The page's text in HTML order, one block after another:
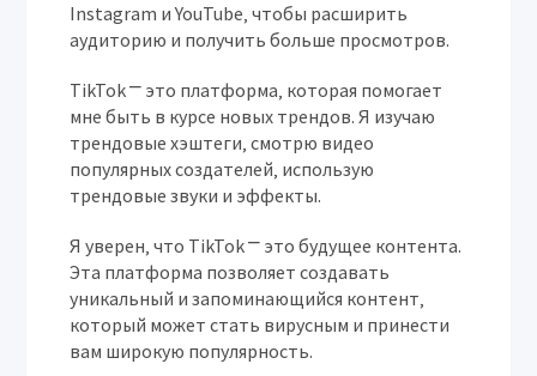
Instagram и YouTube‚ чтобы расширить
аудиторию и получить больше просмотров.
TikTok ⎻ это платформа‚ которая помогает
мне быть в курсе новых трендов. Я изучаю
трендовые хэштеги‚ смотрю видео
популярных создателей‚ использую
трендовые звуки и эффекты.
Я уверен‚ что TikTok ⎻ это будущее контента.
Эта платформа позволяет создавать
уникальный и запоминающийся контент‚
который может стать вирусным и принести
вам широкую популярность.